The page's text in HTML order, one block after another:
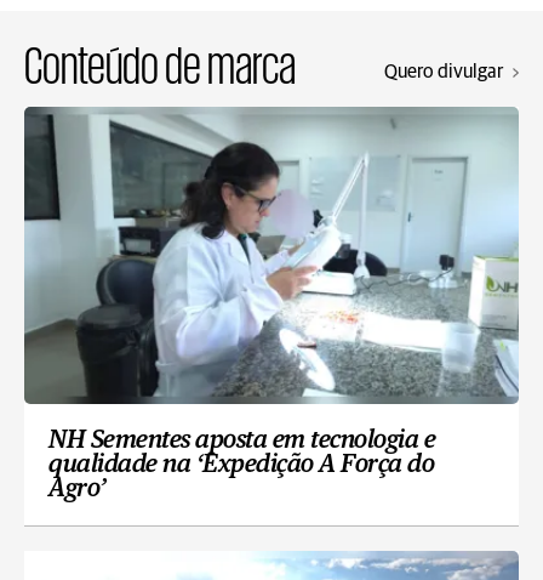
Conteúdo de marca Quero divulgar
NH Sementes aposta em tecnologia e
qualidade na ‘Expedição A Força do
Agro’